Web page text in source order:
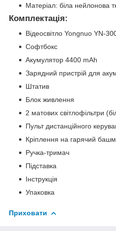
Матеріал: біла нейлонова
Комплектація:
Відеосвітло Yongnuo YN-
Софтбокс
Акумулятор 4400 mAh
Зарядний пристрій для
Штатив
Блок живлення
2 матових світлофільтри
Пульт дистанційного
Кріплення на гарячий
Ручка-тримач
Підставка
Інструкція
Упаковка
Приховати